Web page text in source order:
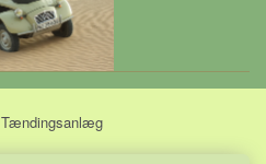
Tændingsanlæg